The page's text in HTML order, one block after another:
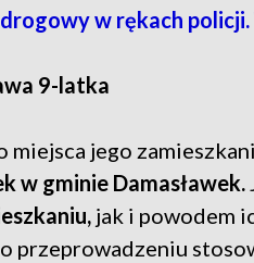
w rękach
9-latka
jego
w gminie Damasławek.
jak i powodem
przeprowadzeniu